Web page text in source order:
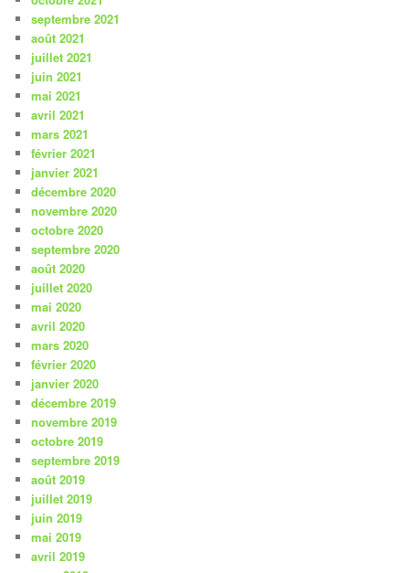
septembre 2021
août 2021
juillet 2021
juin 2021
mai 2021
avril 2021
mars 2021
février 2021
janvier 2021
décembre 2020
novembre 2020
octobre 2020
septembre 2020
août 2020
juillet 2020
mai 2020
avril 2020
mars 2020
février 2020
janvier 2020
décembre 2019
novembre 2019
octobre 2019
septembre 2019
août 2019
juillet 2019
juin 2019
mai 2019
avril 2019